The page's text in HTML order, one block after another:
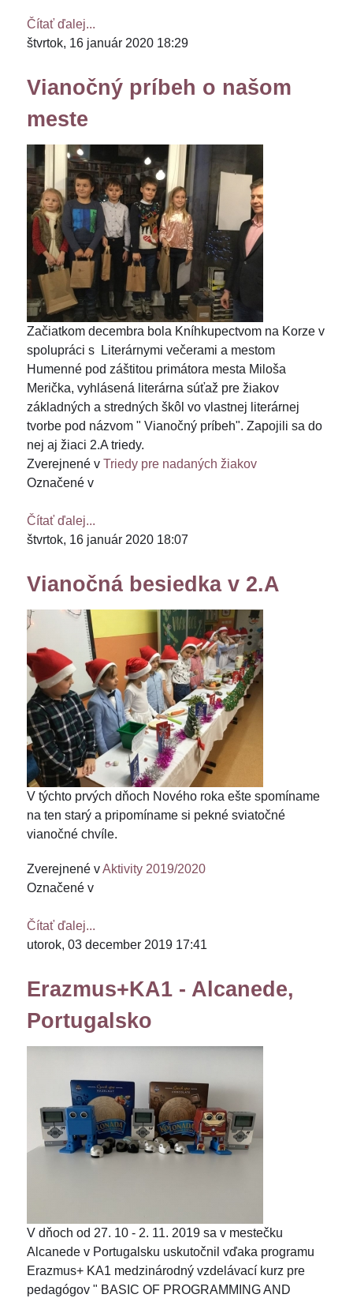
Čítať ďalej...
štvrtok, 16 január 2020 18:29
Vianočný príbeh o našom
meste
Začiatkom decembra bola Kníhkupectvom na Korze v
spolupráci s Literárnymi večerami a mestom
Humenné pod záštitou primátora mesta Miloša
Merička, vyhlásená literárna súťaž pre žiakov
základných a stredných škôl vo vlastnej literárnej
tvorbe pod názvom " Vianočný príbeh". Zapojili sa do
nej aj žiaci 2.A triedy.
Zverejnené v Triedy pre nadaných žiakov
Označené v
Čítať ďalej...
štvrtok, 16 január 2020 18:07
Vianočná besiedka v 2.A
V týchto prvých dňoch Nového roka ešte spomíname
na ten starý a pripomíname si pekné sviatočné
vianočné chvíle.
Zverejnené vAktivity 2019/2020
Označené v
Čítať ďalej...
utorok, 03 december 2019 17:41
Erazmus+KA1 - Alcanede,
Portugalsko
V dňoch od 27. 10 - 2. 11. 2019 sa v mestečku
Alcanede v Portugalsku uskutočnil vďaka programu
Erazmus+ KA1 medzinárodný vzdelávací kurz pre
pedagógov " BASIC OF PROGRAMMING AND